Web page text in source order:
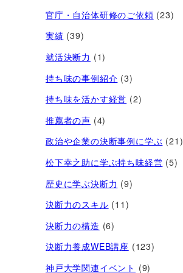
官庁・自治体研修のご依頼 (23)
実績 (39)
就活決断力 (1)
持ち味の事例紹介 (3)
持ち味を活かす経営​ (2)
推薦者の声 (4)
政治や企業の決断事例に学ぶ (21)
松下幸之助に学ぶ持ち味経営 (5)
歴史に学ぶ決断力 (9)
決断力のスキル (11)
決断力の構造 (6)
決断力養成WEB講座 (123)
神戸大学関連イベント (9)